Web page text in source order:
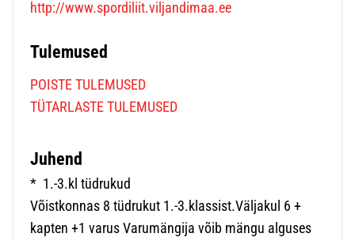
http://www.spordiliit.viljandimaa.ee
Tulemused
POISTE TULEMUSED
TÜTARLASTE TULEMUSED
Juhend
* 1.-3.kl tüdrukud
Võistkonnas 8 tüdrukut 1.-3.klassist.Väljakul 6 +
kapten +1 varus Varumängija võib mängu alguses